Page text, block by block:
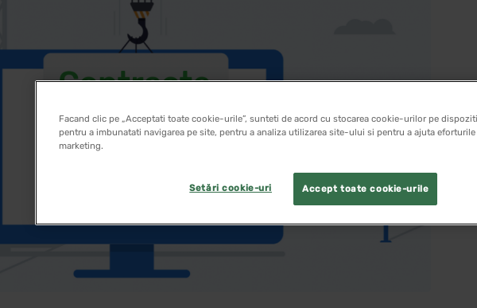
Facand clic pe „Acceptati toate cookie-urile”, sunteti de acord cu stocarea cookie-urilor pe
pentru a imbunatati navigarea pe site, pentru a analiza utilizarea site-ului si pentru a ajuta
marketing.
Accept toate cookie-urile
Setări cookie-uri